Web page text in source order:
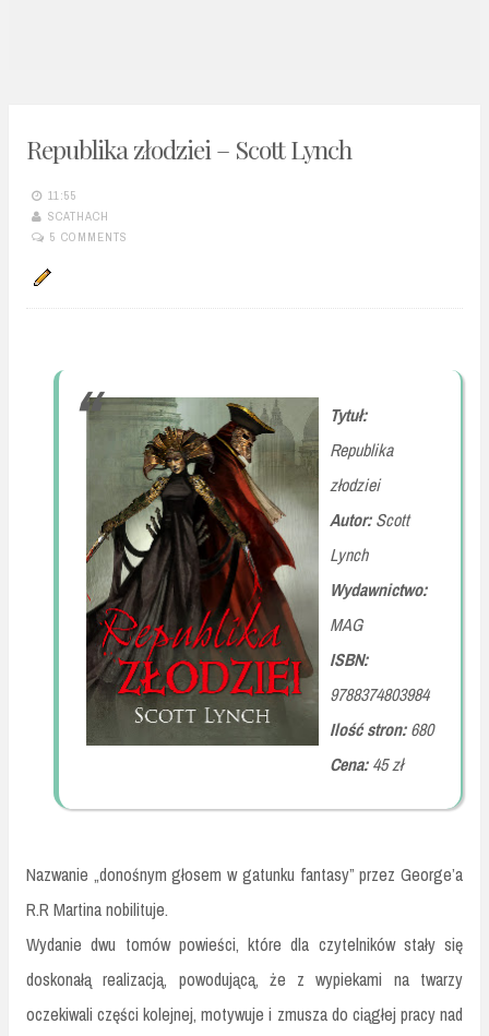
Republika złodziei – Scott Lynch
11:55
SCATHACH
5 COMMENTS
Tytuł:
Republika
złodziei
Autor:Scott
Lynch
Wydawnictwo:
MAG
ISBN:
9788374803984
Ilość stron:680
Cena:45 zł
Nazwanie „donośnym głosem w gatunku fantasy” przez George’a
R.R Martina nobilituje.
Wydanie dwu tomów powieści, które dla czytelników stały się
doskonałą realizacją, powodującą, że z wypiekami na twarzy
oczekiwali części kolejnej, motywuje i zmusza do ciągłej pracy nad